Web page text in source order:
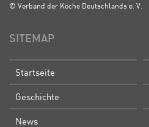
© Verband der Köche Deutschlands e. V.
SITEMAP
Startseite
Geschichte
News